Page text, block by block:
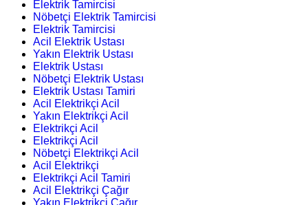
Elektrik Tamircisi
Nöbetçi Elektrik Tamircisi
Elektrik Tamircisi
Acil Elektrik Ustası
Yakın Elektrik Ustası
Elektrik Ustası
Nöbetçi Elektrik Ustası
Elektrik Ustası Tamiri
Acil Elektrikçi Acil
Yakın Elektrikçi Acil
Elektrikçi Acil
Elektrikçi Acil
Nöbetçi Elektrikçi Acil
Acil Elektrikçi
Elektrikçi Acil Tamiri
Acil Elektrikçi Çağır
Yakın Elektrikçi Çağır